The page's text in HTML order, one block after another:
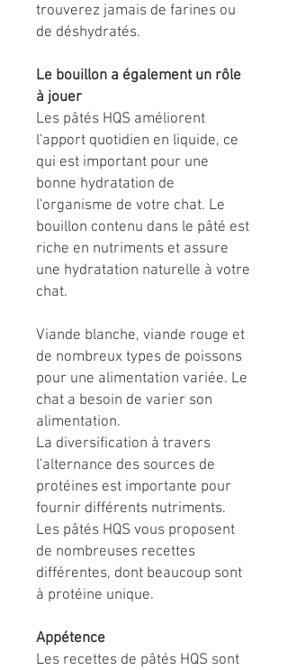
trouverez jamais de farines ou
de déshydratés.
Le bouillon a également un rôle
à jouer
Les pâtés HQS améliorent
l'apport quotidien en liquide, ce
qui est important pour une
bonne hydratation de
l'organisme de votre chat. Le
bouillon contenu dans le pâté est
riche en nutriments et assure
une hydratation naturelle à votre
chat.
Viande blanche, viande rouge et
de nombreux types de poissons
pour une alimentation variée. Le
chat a besoin de varier son
alimentation.
La diversification à travers
l'alternance des sources de
protéines est importante pour
fournir différents nutriments.
Les pâtés HQS vous proposent
de nombreuses recettes
différentes, dont beaucoup sont
à protéine unique.
Appétence
Les recettes de pâtés HQS sont